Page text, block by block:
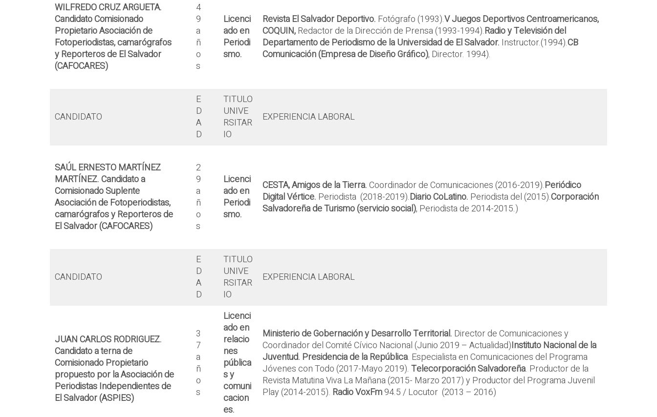
WILFREDO CRUZ ARGUETA.
Candidato Comisionado
Propietario Asociación de
Fotoperiodistas, camarógrafos
y Reporteros de El Salvador
(CAFOCARES)
4
9
a
ñ
o
s
Licenci
ado en
Periodi
smo.
Revista El Salvador Deportivo. Fotógrafo (1993).V Juegos Deportivos Centroamericanos,
COQUIN,Redactor de la Dirección de Prensa (1993-1994).Radio y Televisión del
Departamento de Periodismo de la Universidad de El Salvador. Instructor.(1994).CB
Comunicación (Empresa de Diseño Gráfico), Director. 1994).
CANDIDATO
E
D
A
D
TITULO
UNIVE
RSITAR
IO
EXPERIENCIA LABORAL
SAÚL ERNESTO MARTÍNEZ
MARTÍNEZ.Candidato a
Comisionado Suplente
Asociación de Fotoperiodistas,
camarógrafos y Reporteros de
El Salvador(CAFOCARES)
2
9
a
ñ
o
s
Licenci
ado en
Periodi
smo.
CESTA, Amigos de la Tierra.Coordinador de Comunicaciones (2016-2019).Periódico
Digital Vértice. Periodista (2018-2019).Diario CoLatino. Periodista del (2015).Corporación
Salvadoreña de Turismo (servicio social), Periodista de 2014-2015.)
CANDIDATO
E
D
A
D
TITULO
UNIVE
RSITAR
IO
EXPERIENCIA LABORAL
JUAN CARLOS RODRIGUEZ.
Candidato a terna de
Comisionado Propietario
propuesto por la Asociación de
Periodistas Independientes de
El Salvador (ASPIES)
3
7
a
ñ
o
s
Licenci
ado en
relacio
nes
pública
s y
comuni
cacion
es.
Ministerio de Gobernación y Desarrollo Territorial. Director de Comunicaciones y
Coordinador del Comité Cívico Nacional (Junio 2019 – Actualidad)Instituto Nacional de la
Juventud. Presidencia de la República. Especialista en Comunicaciones del Programa
Jóvenes con Todo (2017-Mayo 2019). Telecorporación Salvadoreña. Productor de la
Revista Matutina Viva La Mañana (2015- Marzo 2017) y Productor del Programa Juvenil
Play (2014-2015). Radio VoxFm94.5 / Locutor (2013 – 2016)